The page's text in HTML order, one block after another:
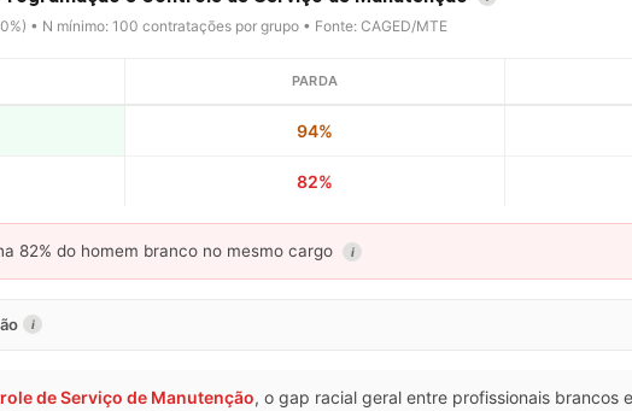
• N mínimo: 100 contratações por grupo • Fonte: CAGED/MTE
PARDA
94%
82%
82% do homem branco no mesmo cargo i
i
de Serviço de Manutenção, o gap racial geral entre profissionais brancos